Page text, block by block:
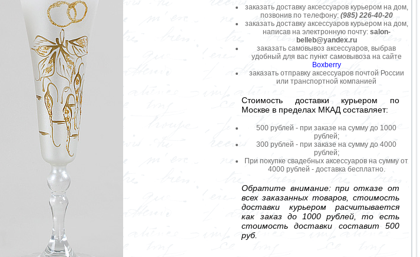
заказать доставку аксессуаров курьером на дом,
позвонив по телефону: (985) 226-40-20
заказать доставку аксессуаров курьером на дом,
написав на электронную почту: salon-
belleb@yandex.ru
заказать самовывоз аксессуаров, выбрав
удобный для вас пункт самовывоза на сайте
Boxberry
заказать отправку аксессуаров почтой России
или транспортной компанией
Стоимость доставки курьером по
Москве в пределах МКАД составляет:
500 рублей - при заказе на сумму до 1000
рублей;
300 рублей - при заказе на сумму до 4000
рублей;
При покупке свадебных аксессуаров на сумму от
4000 рублей - доставка бесплатно.
Обратите внимание: при отказе от
всех заказанных товаров, стоимость
доставки курьером расчитывается
как заказ до 1000 рублей, то есть
стоимость доставки составит 500
руб.